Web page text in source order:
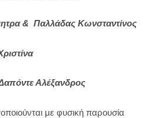
& Παλλάδας Κωνσταντίνος
Αλέξανδρος
με φυσική παρουσία